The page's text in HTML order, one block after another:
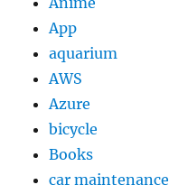
ヤ
ス
イ
ヤ
ン
を
App
aquarium
AWS
Azure
bicycle
Books
car maintenance